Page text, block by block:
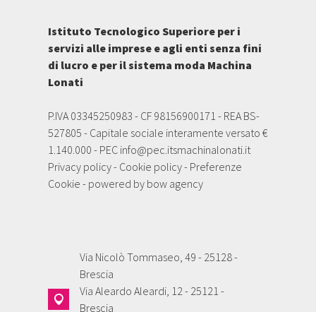
Istituto Tecnologico Superiore per i
servizi alle imprese e agli enti senza fini
di lucro e per il sistema moda Machina
Lonati
P.IVA 03345250983 - CF 98156900171 - REA BS-
527805 - Capitale sociale interamente versato €
1.140.000 - PEC info@pec.itsmachinalonati.it
Privacy policy- Cookie policy- Preferenze
Cookie - powered by bow agency
Via Nicolò Tommaseo, 49 - 25128 -
Brescia
Via Aleardo Aleardi, 12 - 25121 -
Brescia